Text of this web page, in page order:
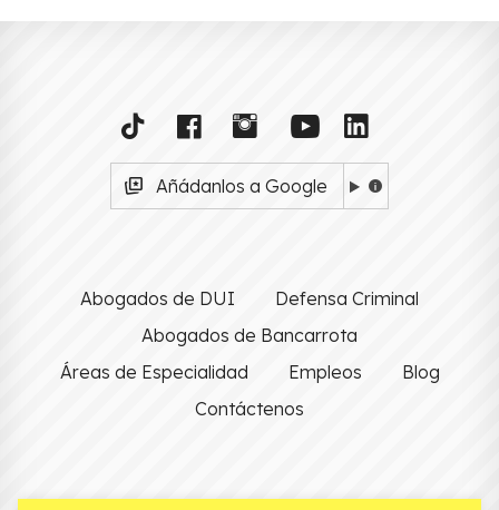
Añádanlos a Google
Abogados de DUI
Defensa Criminal
Abogados de Bancarrota
Áreas de Especialidad
Empleos
Blog
Contáctenos